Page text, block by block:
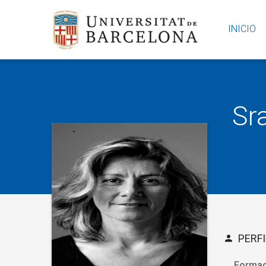
INICIO